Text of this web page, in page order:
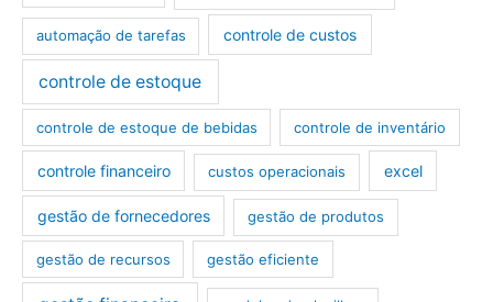
automação de tarefas controle de custos
controle de estoque
controle de estoque de bebidas controle de inventário
controle financeiro custos operacionais excel
gestão de fornecedores gestão de produtos
gestão de recursos gestão eficiente